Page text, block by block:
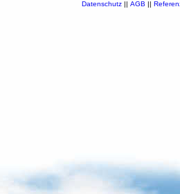
Datenschutz|| AGB ||